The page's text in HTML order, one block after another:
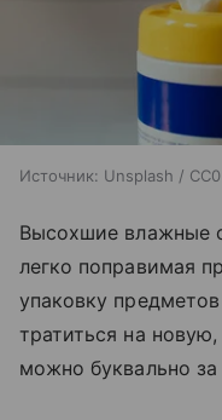
Источник: Unsplash / CC0
Высохшие влажные
легко поправимая
упаковку
тратиться на
можно буквально